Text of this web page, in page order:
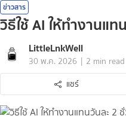
ข่าวสาร
วิธีใช้ AI ให้ทำงานแท
LittleLnkWell
30 พ.ค. 2026 | 2 min read
แชร์